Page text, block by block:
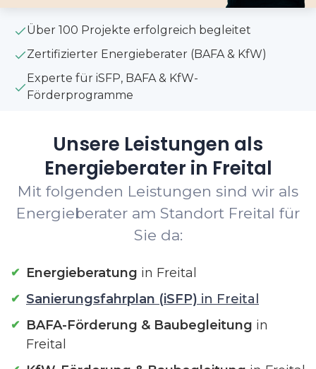
Über 100 Projekte erfolgreich begleitet
Zertifizierter Energieberater (BAFA & KfW)
Experte für iSFP, BAFA & KfW-
Förderprogramme
Unsere Leistungen als
Energieberater in Freital
Mit folgenden Leistungen sind wir als
Energieberater am Standort Freital für
Sie da:
Energieberatung in Freital
Sanierungsfahrplan (iSFP) in Freital
BAFA-Förderung & Baubegleitung in
Freital